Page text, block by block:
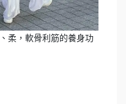
柔，軟骨利筋的養身功